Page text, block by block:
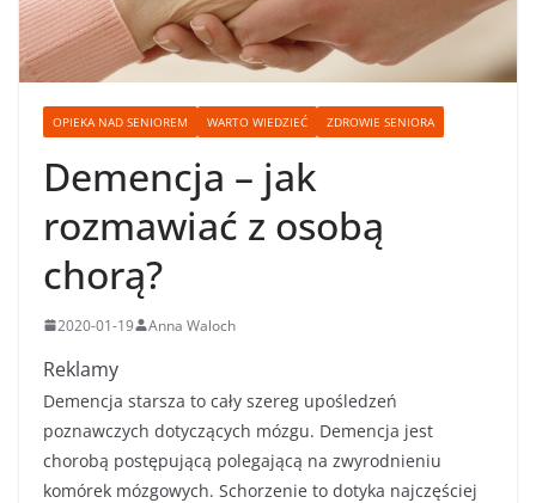
OPIEKA NAD SENIOREM WARTO WIEDZIEĆ ZDROWIE SENIORA
Demencja – jak
rozmawiać z osobą
chorą?
2020-01-19 Anna Waloch
Reklamy
Demencja starsza to cały szereg upośledzeń
poznawczych dotyczących mózgu. Demencja jest
chorobą postępującą polegającą na zwyrodnieniu
komórek mózgowych. Schorzenie to dotyka najczęściej